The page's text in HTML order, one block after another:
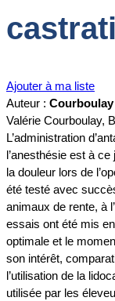
Ajouter à ma liste
Auteur : Courboulay
Valérie Courboulay,
L’administration
l’anesthésie est à
la douleur lors de
été testé avec
animaux de rente, à
essais ont été mis
optimale et le
son intérêt,
l’utilisation de la
utilisée par les